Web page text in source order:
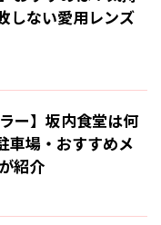
しない愛用レンズ
ー】坂内食堂は何
車場・おすすめメ
紹介